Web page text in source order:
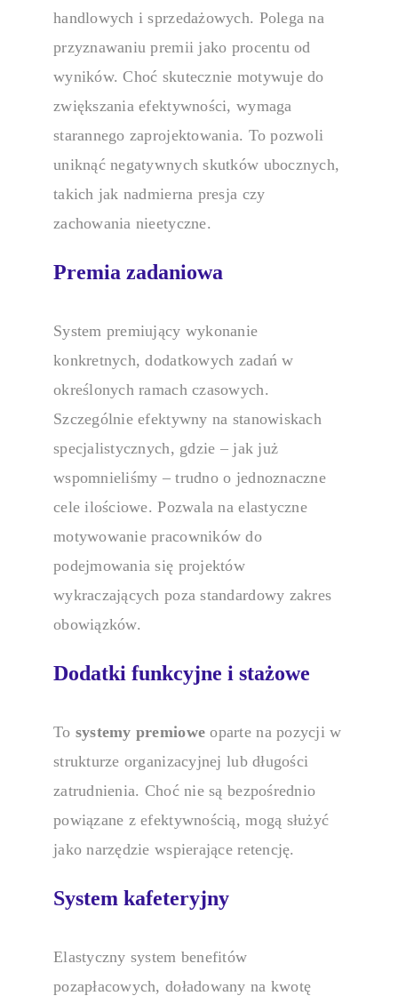
handlowych i sprzedażowych. Polega na
przyznawaniu premii jako procentu od
wyników. Choć skutecznie motywuje do
zwiększania efektywności, wymaga
starannego zaprojektowania. To pozwoli
uniknąć negatywnych skutków ubocznych,
takich jak nadmierna presja czy
zachowania nieetyczne.
Premia zadaniowa
System premiujący wykonanie
konkretnych, dodatkowych zadań w
określonych ramach czasowych.
Szczególnie efektywny na stanowiskach
specjalistycznych, gdzie – jak już
wspomnieliśmy – trudno o jednoznaczne
cele ilościowe. Pozwala na elastyczne
motywowanie pracowników do
podejmowania się projektów
wykraczających poza standardowy zakres
obowiązków.
Dodatki funkcyjne i stażowe
To systemy premiowe oparte na pozycji w
strukturze organizacyjnej lub długości
zatrudnienia. Choć nie są bezpośrednio
powiązane z efektywnością, mogą służyć
jako narzędzie wspierające retencję.
System kafeteryjny
Elastyczny system benefitów
pozapłacowych, doładowany na kwotę